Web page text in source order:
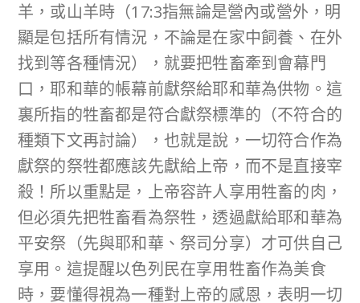
羊，或山羊時（17:3指無論是營內或營外，明
顯是包括所有情況，不論是在家中飼養、在外
找到等各種情況），就要把牲畜牽到會幕門
口，耶和華的帳幕前獻祭給耶和華為供物。這
裏所指的牲畜都是符合獻祭標準的（不符合的
種類下文再討論），也就是說，一切符合作為
獻祭的祭牲都應該先獻給上帝，而不是直接宰
殺！所以重點是，上帝容許人享用牲畜的肉，
但必須先把牲畜看為祭牲，透過獻給耶和華為
平安祭（先與耶和華、祭司分享）才可供自己
享用。這提醒以色列民在享用牲畜作為美食
時，要懂得視為一種對上帝的感恩，表明一切